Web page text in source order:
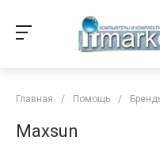
Главная / Помощь /
Maxsun